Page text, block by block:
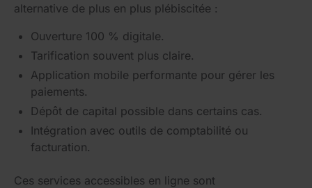
alternative de plus en plus plébiscitée :
Ouverture 100 % digitale.
Tarification souvent plus claire.
Application mobile performante pour gérer les
paiements.
Dépôt de capital possible dans certains cas.
Intégration avec outils de comptabilité ou
facturation.
Ces services accessibles en ligne sont